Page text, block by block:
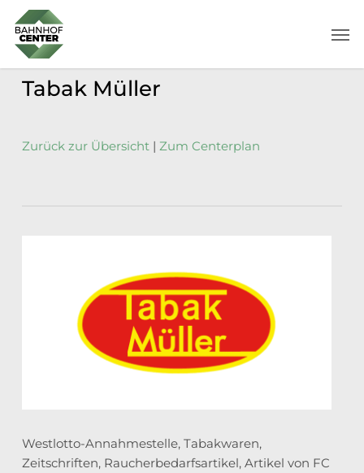
main
content
Tabak Müller
Zurück zur Übersicht| Zum Centerplan
Westlotto-Annahmestelle, Tabakwaren,
Zeitschriften, Raucherbedarfsartikel, Artikel von FC